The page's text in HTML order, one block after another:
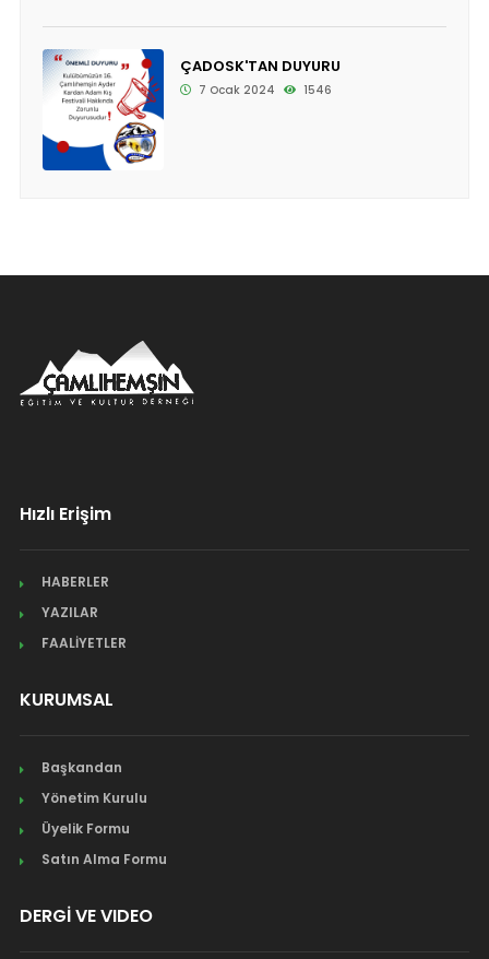
ÇADOSK'TAN DUYURU
7 Ocak 2024 1546
Hızlı Erişim
HABERLER
YAZILAR
FAALİYETLER
KURUMSAL
Başkandan
Yönetim Kurulu
Üyelik Formu
Satın Alma Formu
DERGİ VE VIDEO